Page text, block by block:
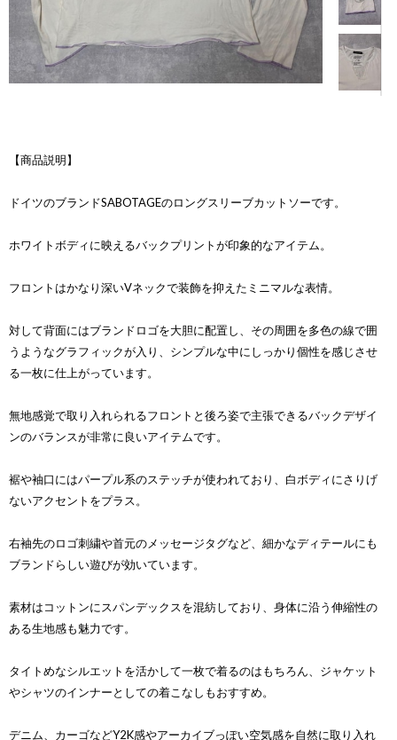
【商品説明】
ドイツのブランドSABOTAGEのロングスリーブカットソーです。
ホワイトボディに映えるバックプリントが印象的なアイテム。
フロントはかなり深いVネックで装飾を抑えたミニマルな表情。
対して背面にはブランドロゴを大胆に配置し、その周囲を多色の線で囲
うようなグラフィックが入り、シンプルな中にしっかり個性を感じさせ
る一枚に仕上がっています。
無地感覚で取り入れられるフロントと後ろ姿で主張できるバックデザイ
ンのバランスが非常に良いアイテムです。
裾や袖口にはパープル系のステッチが使われており、白ボディにさりげ
ないアクセントをプラス。
右袖先のロゴ刺繍や首元のメッセージタグなど、細かなディテールにも
ブランドらしい遊びが効いています。
素材はコットンにスパンデックスを混紡しており、身体に沿う伸縮性の
ある生地感も魅力です。
タイトめなシルエットを活かして一枚で着るのはもちろん、ジャケット
やシャツのインナーとしての着こなしもおすすめ。
デニム、カーゴなどY2K感やアーカイブっぽい空気感を自然に取り入れ